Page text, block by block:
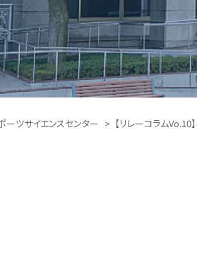
ーツサイエンスセンター 【リレーコラムVo.10